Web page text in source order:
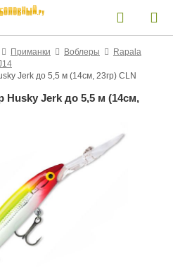
Приманки Воблеры
Rapala
Jerk до 5,5 м (14см, 23гр) CLN
Husky Jerk до 5,5 м (14см,